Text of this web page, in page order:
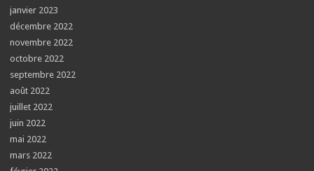
janvier 2023
décembre 2022
novembre 2022
octobre 2022
septembre 2022
août 2022
juillet 2022
juin 2022
mai 2022
mars 2022